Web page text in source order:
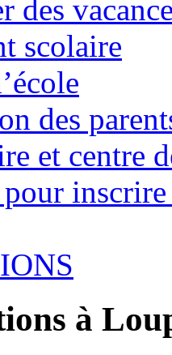
des
scolaire
des
et centre
pour
à